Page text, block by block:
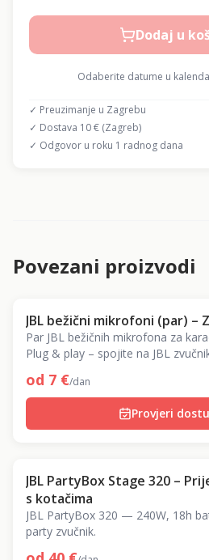
Dodaj u
Odaberite datume u
✓ Preuzimanje u Zagrebu
✓ Dostava 10 € (Zagreb)
✓ Odgovor u roku 1 radnog dana
Povezani proizvodi
JBL bežični mikrofoni (par) –
Par JBL bežičnih mikrofona za
Plug & play – spojite na JBL
od 7 €/dan
Provjeri
JBL PartyBox Stage 320 –
s kotačima
JBL PartyBox 320 — 240W, 18h
party zvučnik.